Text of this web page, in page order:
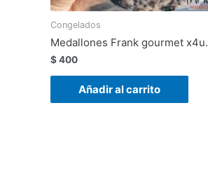
Congelados
Medallones Frank gourmet x4u.
$400
Añadir al carrito